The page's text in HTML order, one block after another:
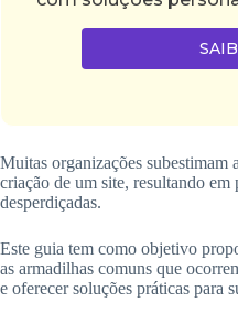
Muitas organizações subestimam
criação de um site, resultando
desperdiçadas.
Este guia tem como objetivo
as armadilhas comuns que
e oferecer soluções práticas para